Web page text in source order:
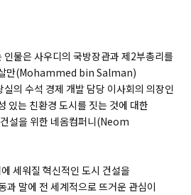
인물은 사우디의 국방장관과 제2부총리를
만(Mohammed bin Salman)
의 수석 경제 개발 담당 이사회의 의장인
있는 친환경 도시를 짓는 것에 대한
설을 위한 네옴컴퍼니(Neom
세워질 혁신적인 도시 건설을
과 말에 전 세계적으로 뜨거운 관심이